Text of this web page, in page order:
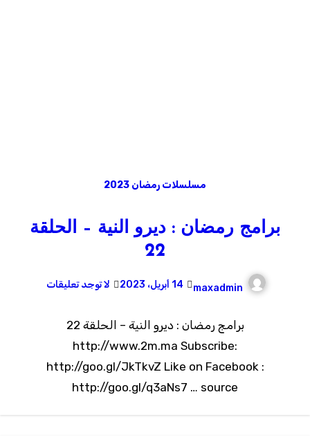
مسلسلات رمضان 2023
برامج رمضان : ديرو النية – الحلقة
22
maxadmin 14 أبريل، 2023 لا توجد تعليقات
برامج رمضان : ديرو النية – الحلقة 22
http://www.2m.ma Subscribe:
http://goo.gl/JkTkvZ Like on Facebook :
http://goo.gl/q3aNs7 … source